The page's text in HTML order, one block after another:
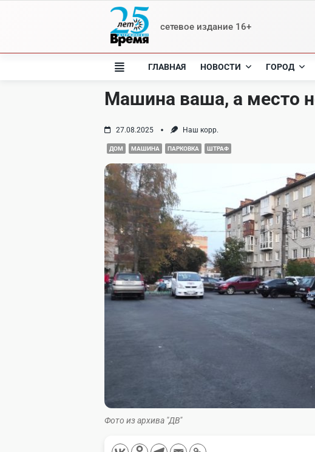
сетевое издание 16+
ГЛАВНАЯ НОВОСТИ ГОРОД
Машина ваша, а место
27.08.2025 Наш корр.
ДОМ МАШИНА ПАРКОВКА ШТРАФ
Фото из архива "ДВ"